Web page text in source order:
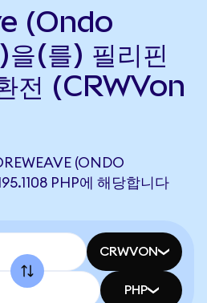
(Ondo
(를) 필리핀
전 (CRWVon
(ONDO
PHP에 해당합니다
CRWVON
PHP